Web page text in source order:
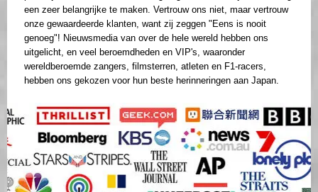
een zeer belangrijke te maken. Vertrouw ons niet, maar vertrouw
onze gewaardeerde klanten, want zij zeggen "Eens is nooit
genoeg"! Nieuwsmedia van over de hele wereld hebben ons
uitgelicht, en veel beroemdheden en VIP's, waaronder
wereldberoemde zangers, filmsterren, atleten en F1-racers,
hebben ons gekozen voor hun beste herinneringen aan Japan.